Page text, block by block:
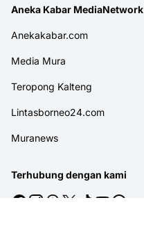
Aneka Kabar MediaNetwork
Anekakabar.com
Media Mura
Teropong Kalteng
Lintasborneo24.com
Muranews
Terhubung dengan kami